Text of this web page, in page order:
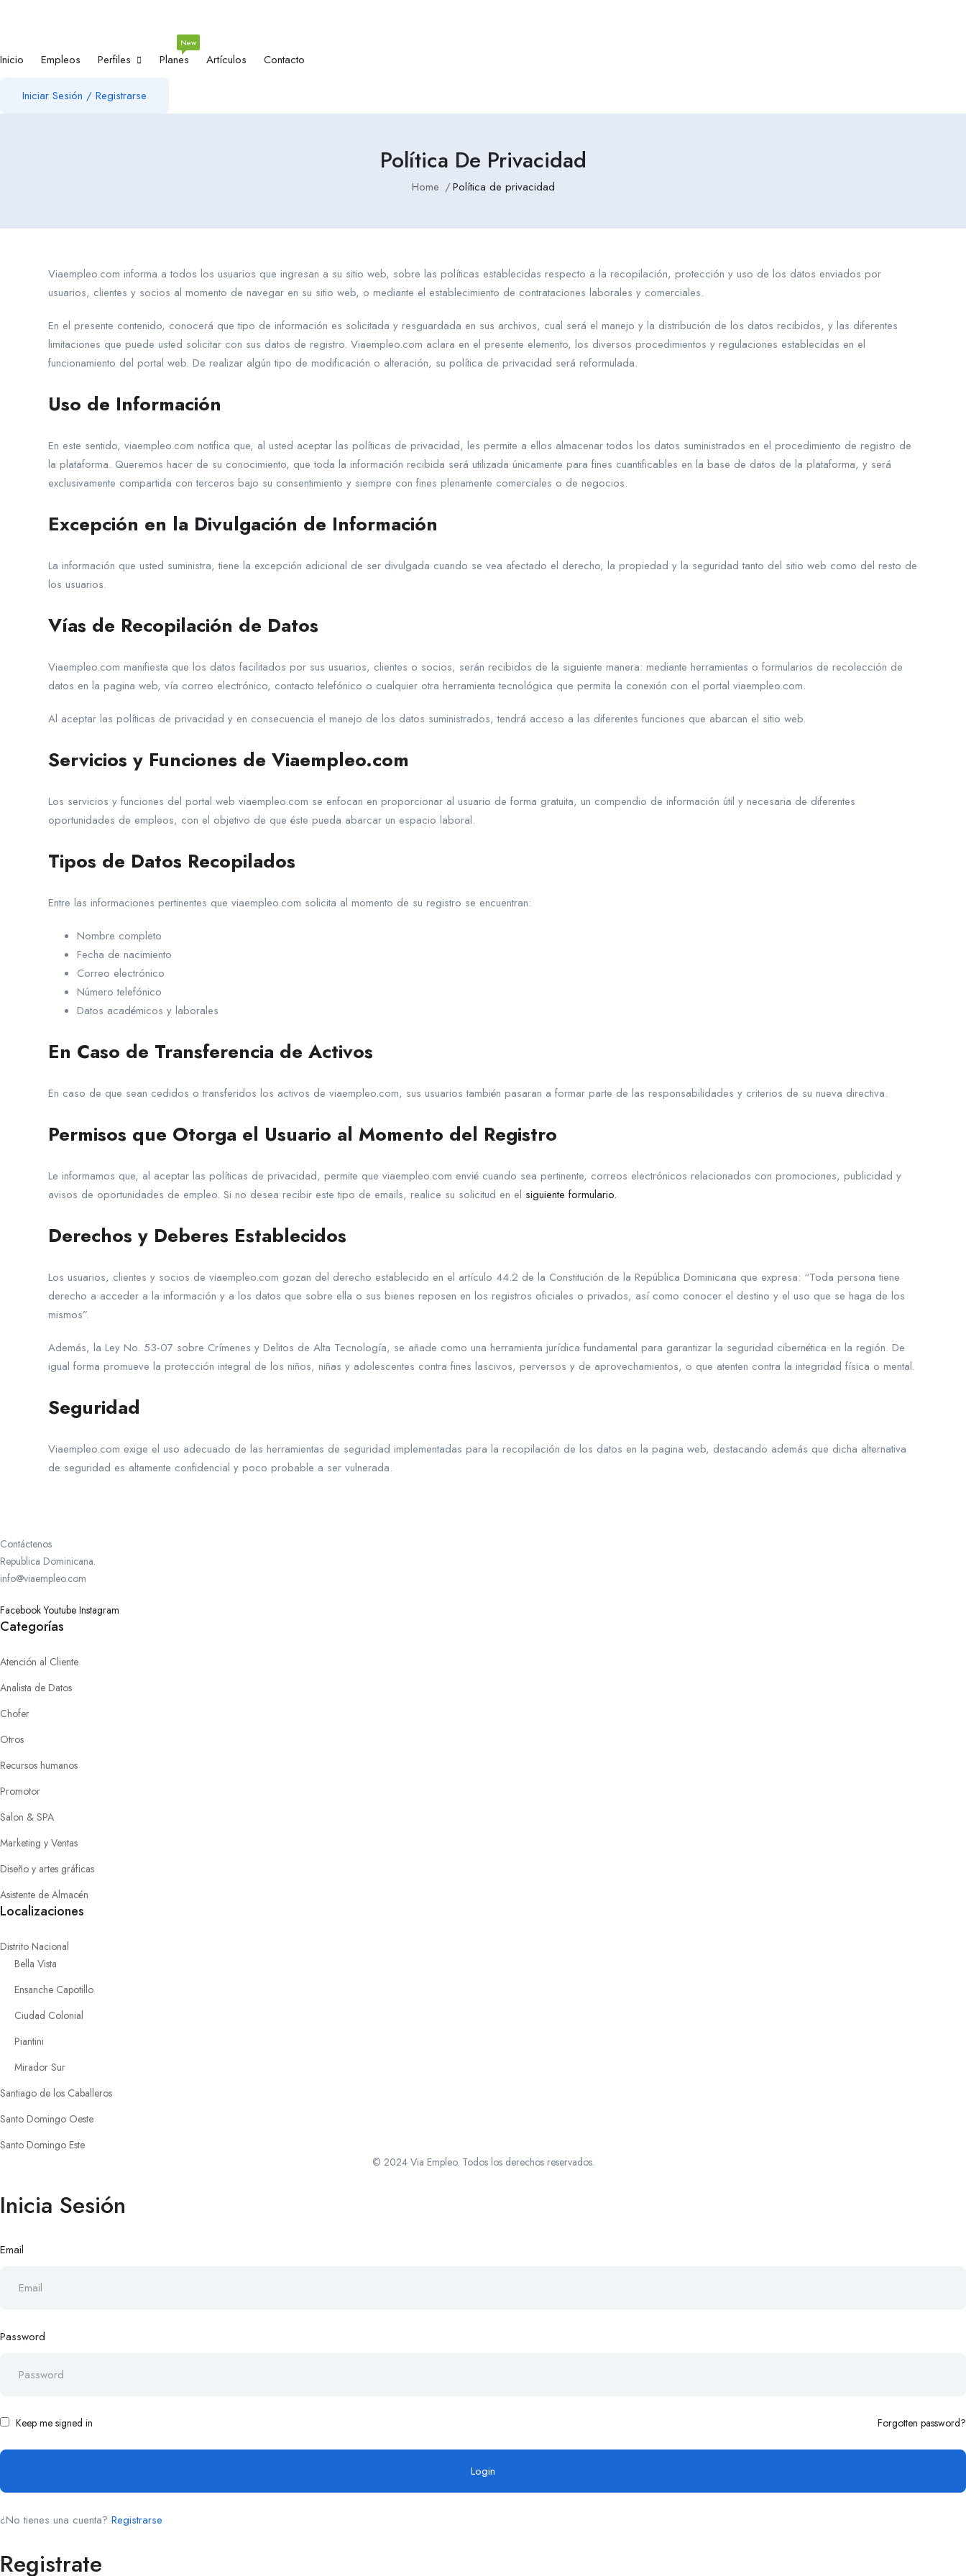
Inicio Empleos Perfiles Planes
New
Artículos Contacto
Iniciar Sesión / Registrarse
Política De Privacidad
Home Política de privacidad
Viaempleo.com informa a todos los usuarios que ingresan a su sitio web, sobre las políticas establecidas respecto a la recopilación, protección y uso de los datos enviados por
usuarios, clientes y socios al momento de navegar en su sitio web, o mediante el establecimiento de contrataciones laborales y comerciales.
En el presente contenido, conocerá que tipo de información es solicitada y resguardada en sus archivos, cual será el manejo y la distribución de los datos recibidos, y las diferentes
limitaciones que puede usted solicitar con sus datos de registro. Viaempleo.com aclara en el presente elemento, los diversos procedimientos y regulaciones establecidas en el
funcionamiento del portal web. De realizar algún tipo de modificación o alteración, su política de privacidad será reformulada.
Uso de Información
En este sentido, viaempleo.com notifica que, al usted aceptar las políticas de privacidad, les permite a ellos almacenar todos los datos suministrados en el procedimiento de registro de
la plataforma. Queremos hacer de su conocimiento, que toda la información recibida será utilizada únicamente para fines cuantificables en la base de datos de la plataforma, y será
exclusivamente compartida con terceros bajo su consentimiento y siempre con fines plenamente comerciales o de negocios.
Excepción en la Divulgación de Información
La información que usted suministra, tiene la excepción adicional de ser divulgada cuando se vea afectado el derecho, la propiedad y la seguridad tanto del sitio web como del resto de
los usuarios.
Vías de Recopilación de Datos
Viaempleo.com manifiesta que los datos facilitados por sus usuarios, clientes o socios, serán recibidos de la siguiente manera: mediante herramientas o formularios de recolección de
datos en la pagina web, vía correo electrónico, contacto telefónico o cualquier otra herramienta tecnológica que permita la conexión con el portal viaempleo.com.
Al aceptar las políticas de privacidad y en consecuencia el manejo de los datos suministrados, tendrá acceso a las diferentes funciones que abarcan el sitio web.
Servicios y Funciones de Viaempleo.com
Los servicios y funciones del portal web viaempleo.com se enfocan en proporcionar al usuario de forma gratuita, un compendio de información útil y necesaria de diferentes
oportunidades de empleos, con el objetivo de que éste pueda abarcar un espacio laboral.
Tipos de Datos Recopilados
Entre las informaciones pertinentes que viaempleo.com solicita al momento de su registro se encuentran:
Nombre completo
Fecha de nacimiento
Correo electrónico
Número telefónico
Datos académicos y laborales
En Caso de Transferencia de Activos
En caso de que sean cedidos o transferidos los activos de viaempleo.com, sus usuarios también pasaran a formar parte de las responsabilidades y criterios de su nueva directiva.
Permisos que Otorga el Usuario al Momento del Registro
Le informamos que, al aceptar las políticas de privacidad, permite que viaempleo.com envié cuando sea pertinente, correos electrónicos relacionados con promociones, publicidad y
avisos de oportunidades de empleo. Si no desea recibir este tipo de emails, realice su solicitud en el siguiente formulario.
Derechos y Deberes Establecidos
Los usuarios, clientes y socios de viaempleo.com gozan del derecho establecido en el artículo 44.2 de la Constitución de la República Dominicana que expresa: “Toda persona tiene
derecho a acceder a la información y a los datos que sobre ella o sus bienes reposen en los registros oficiales o privados, así como conocer el destino y el uso que se haga de los
mismos”.
Además, la Ley No. 53-07 sobre Crímenes y Delitos de Alta Tecnología, se añade como una herramienta jurídica fundamental para garantizar la seguridad cibernética en la región. De
igual forma promueve la protección integral de los niños, niñas y adolescentes contra fines lascivos, perversos y de aprovechamientos, o que atenten contra la integridad física o mental.
Seguridad
Viaempleo.com exige el uso adecuado de las herramientas de seguridad implementadas para la recopilación de los datos en la pagina web, destacando además que dicha alternativa
de seguridad es altamente confidencial y poco probable a ser vulnerada.
Contáctenos
Republica Dominicana.
info@viaempleo.com
Facebook Youtube Instagram
Categorías
Atención al Cliente
Analista de Datos
Chofer
Otros
Recursos humanos
Promotor
Salon & SPA
Marketing y Ventas
Diseño y artes gráficas
Asistente de Almacén
Localizaciones
Distrito Nacional
Bella Vista
Ensanche Capotillo
Ciudad Colonial
Piantini
Mirador Sur
Santiago de los Caballeros
Santo Domingo Oeste
Santo Domingo Este
© 2024 Via Empleo. Todos los derechos reservados.
Inicia Sesión
Email
Password
Keep me signed in Forgotten password?
¿No tienes una cuenta? Registrarse
Registrate